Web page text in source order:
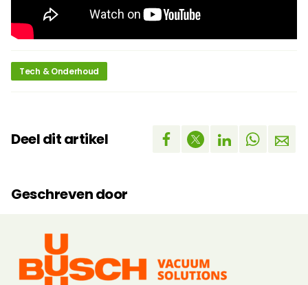
Tech & Onderhoud
Deel dit artikel
Geschreven door